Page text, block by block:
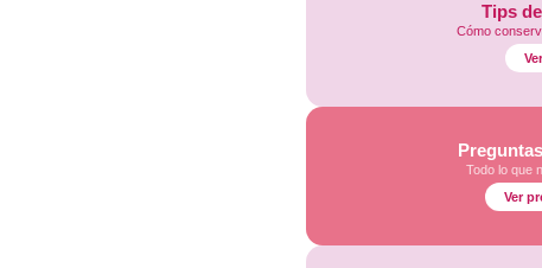
Tips
Cómo
Todo lo que
Ver